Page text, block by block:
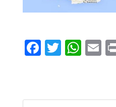
F
b
T
er
W
sA
E
l